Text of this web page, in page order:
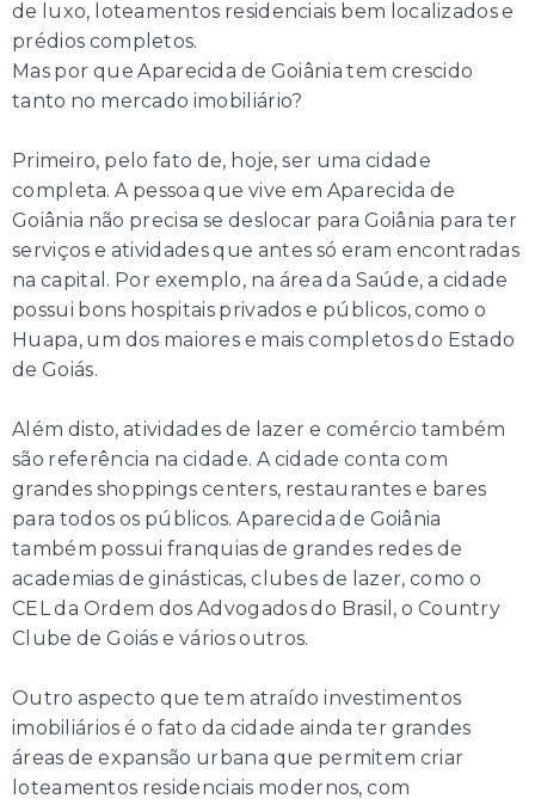
de luxo, loteamentos residenciais bem localizados e
prédios completos.
Mas por que Aparecida de Goiânia tem crescido
tanto no mercado imobiliário?
Primeiro, pelo fato de, hoje, ser uma cidade
completa. A pessoa que vive em Aparecida de
Goiânia não precisa se deslocar para Goiânia para ter
serviços e atividades que antes só eram encontradas
na capital. Por exemplo, na área da Saúde, a cidade
possui bons hospitais privados e públicos, como o
Huapa, um dos maiores e mais completos do Estado
de Goiás.
Além disto, atividades de lazer e comércio também
são referência na cidade. A cidade conta com
grandes shoppings centers, restaurantes e bares
para todos os públicos. Aparecida de Goiânia
também possui franquias de grandes redes de
academias de ginásticas, clubes de lazer, como o
CEL da Ordem dos Advogados do Brasil, o Country
Clube de Goiás e vários outros.
Outro aspecto que tem atraído investimentos
imobiliários é o fato da cidade ainda ter grandes
áreas de expansão urbana que permitem criar
loteamentos residenciais modernos, com